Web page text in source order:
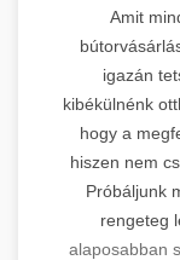
Amit
igazán
kibékülnénk
hogy a
hiszen nem
Próbáljunk
rengeteg
alaposabban